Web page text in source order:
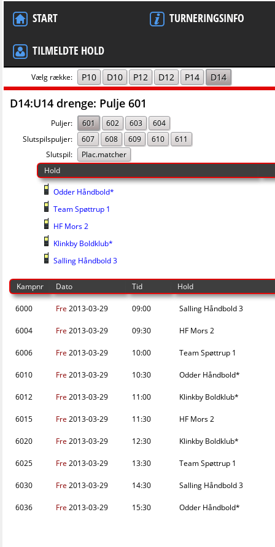
START TURNERINGSINFO
TILMELDTE HOLD
Vælg række: P10 D10 P12 D12 P14 D14
D14:U14 drenge: Pulje 601
Puljer: 601 602 603
604
Slutspilspuljer:
607 608 609 610
611
Slutspil:
Plac.matcher
Hold
Odder Håndbold*
Team Spøttrup 1
HF Mors 2
Klinkby Boldklub*
Salling Håndbold 3
Kampnr Dato Tid Hold
6000 Fre 2013-03-29 09:00 Salling Håndbold 3
6004 Fre 2013-03-29 09:30 HF Mors 2
6006 Fre 2013-03-29 10:00 Team Spøttrup 1
6010 Fre 2013-03-29 10:30 Odder Håndbold*
6012 Fre 2013-03-29 11:00 Klinkby Boldklub*
6015 Fre 2013-03-29 11:30 HF Mors 2
6020 Fre 2013-03-29 12:30 Klinkby Boldklub*
6025 Fre 2013-03-29 13:30 Team Spøttrup 1
6030 Fre 2013-03-29 14:30 Salling Håndbold 3
6036 Fre 2013-03-29 15:30 Odder Håndbold*